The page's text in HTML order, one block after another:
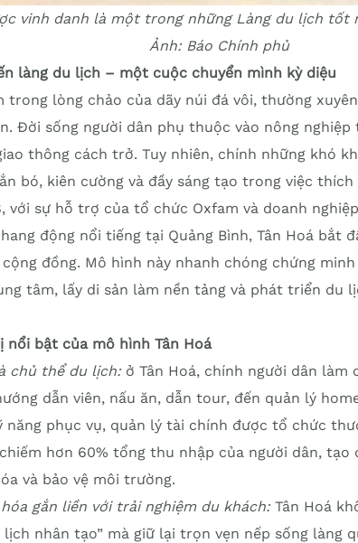
vinh danh là một trong những Làng du lịch tốt
Ảnh: Báo Chính phủ
làng du lịch – một cuộc chuyển mình kỳ diệu
trong lòng chảo của dãy núi đá vôi, thường
Đời sống người dân phụ thuộc vào nông
thông cách trở. Tuy nhiên, chính những khó
bó, kiên cường và đầy sáng tạo trong việc
với sự hỗ trợ của tổ chức Oxfam và doanh
động nổi tiếng tại Quảng Bình, Tân Hoá bắt
đồng. Mô hình này nhanh chóng chứng
tâm, lấy di sản làm nền tảng và phát triển du
nổi bật của mô hình Tân Hoá
chủ thể du lịch: ở Tân Hoá, chính người dân
dẫn viên, nấu ăn, dẫn tour, đến quản lý
năng phục vụ, quản lý tài chính được tổ chức
hơn 60% tổng thu nhập của người dân, tạo
và bảo vệ môi trường.
gắn liền với trải nghiệm du khách: Tân Hoá
nhân tạo” mà giữ lại trọn vẹn nếp sống làng